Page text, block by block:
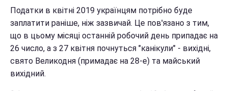
Податки в квітні 2019 українцям потрібно буде
заплатити раніше, ніж зазвичай. Це пов'язано з тим,
що в цьому місяці останній робочий день припадає на
26 число, а з 27 квітня почнуться "канікули" - вихідні,
свято Великодня (примадає на 28-е) та майський
вихідний.